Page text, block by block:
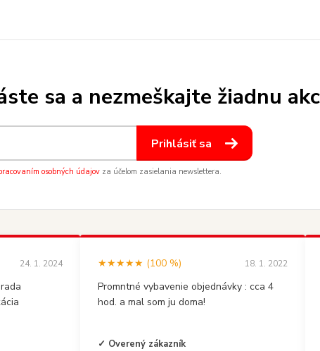
sa a nezmeškajte žiadnu
Prihlásiť sa
osobných údajovza účelom zasielania newslettera.
24. 1. 2024 ★★★★★ (100 %) 18. 1. 2022
Promntné vybavenie objednávky : cca 4
hod. a mal som ju doma!
✓ Overený zákazník